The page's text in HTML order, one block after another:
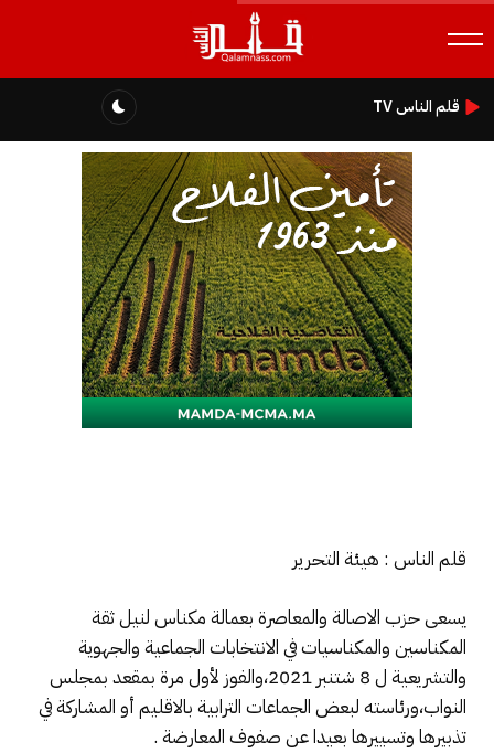
قلم الناس TV
قلم الناس : هيئة التحرير
يسعى حزب الاصالة والمعاصرة بعمالة مكناس لنيل ثقة
المكناسين والمكناسيات في الانتخابات الجماعية والجهوية
والتشريعية ل 8 شتنبر 2021،والفوز لأول مرة بمقعد بمجلس
النواب،ورئاسته لبعض الجماعات الترابية بالاقليم أو المشاركة في
تذبيرها وتسييرها بعيدا عن صفوف المعارضة .